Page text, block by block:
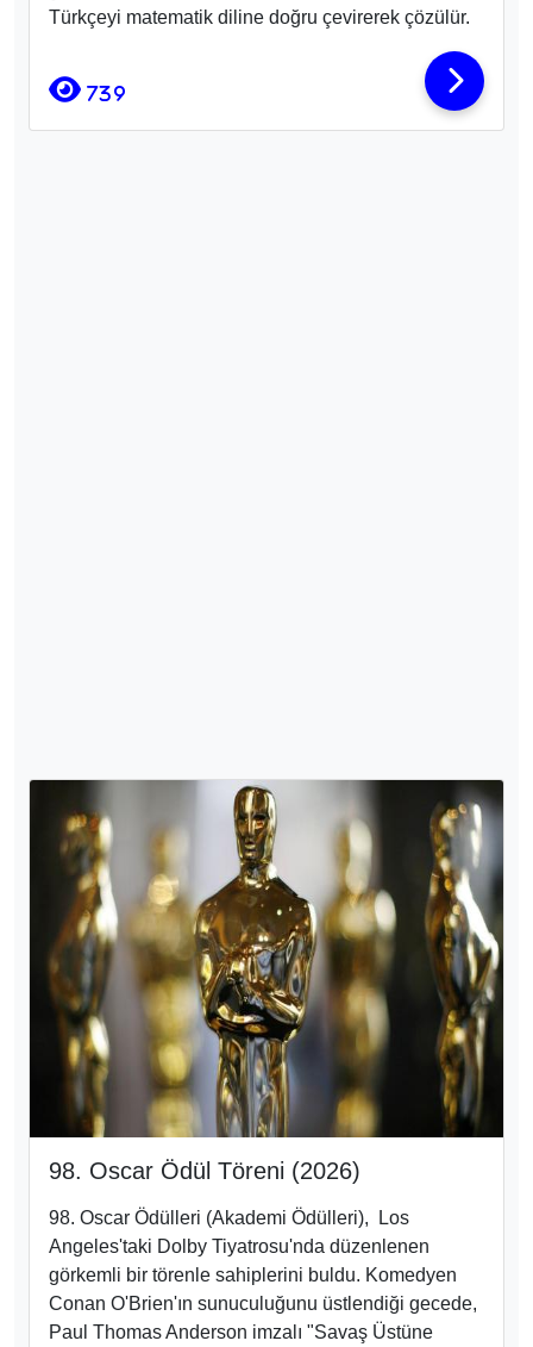
Türkçeyi matematik diline doğru çevirerek çözülür.
739
98. Oscar Ödül Töreni (2026)
98. Oscar Ödülleri (Akademi Ödülleri), Los
Angeles'taki Dolby Tiyatrosu'nda düzenlenen
görkemli bir törenle sahiplerini buldu. Komedyen
Conan O'Brien'ın sunuculuğunu üstlendiği gecede,
Paul Thomas Anderson imzalı "Savaş Üstüne